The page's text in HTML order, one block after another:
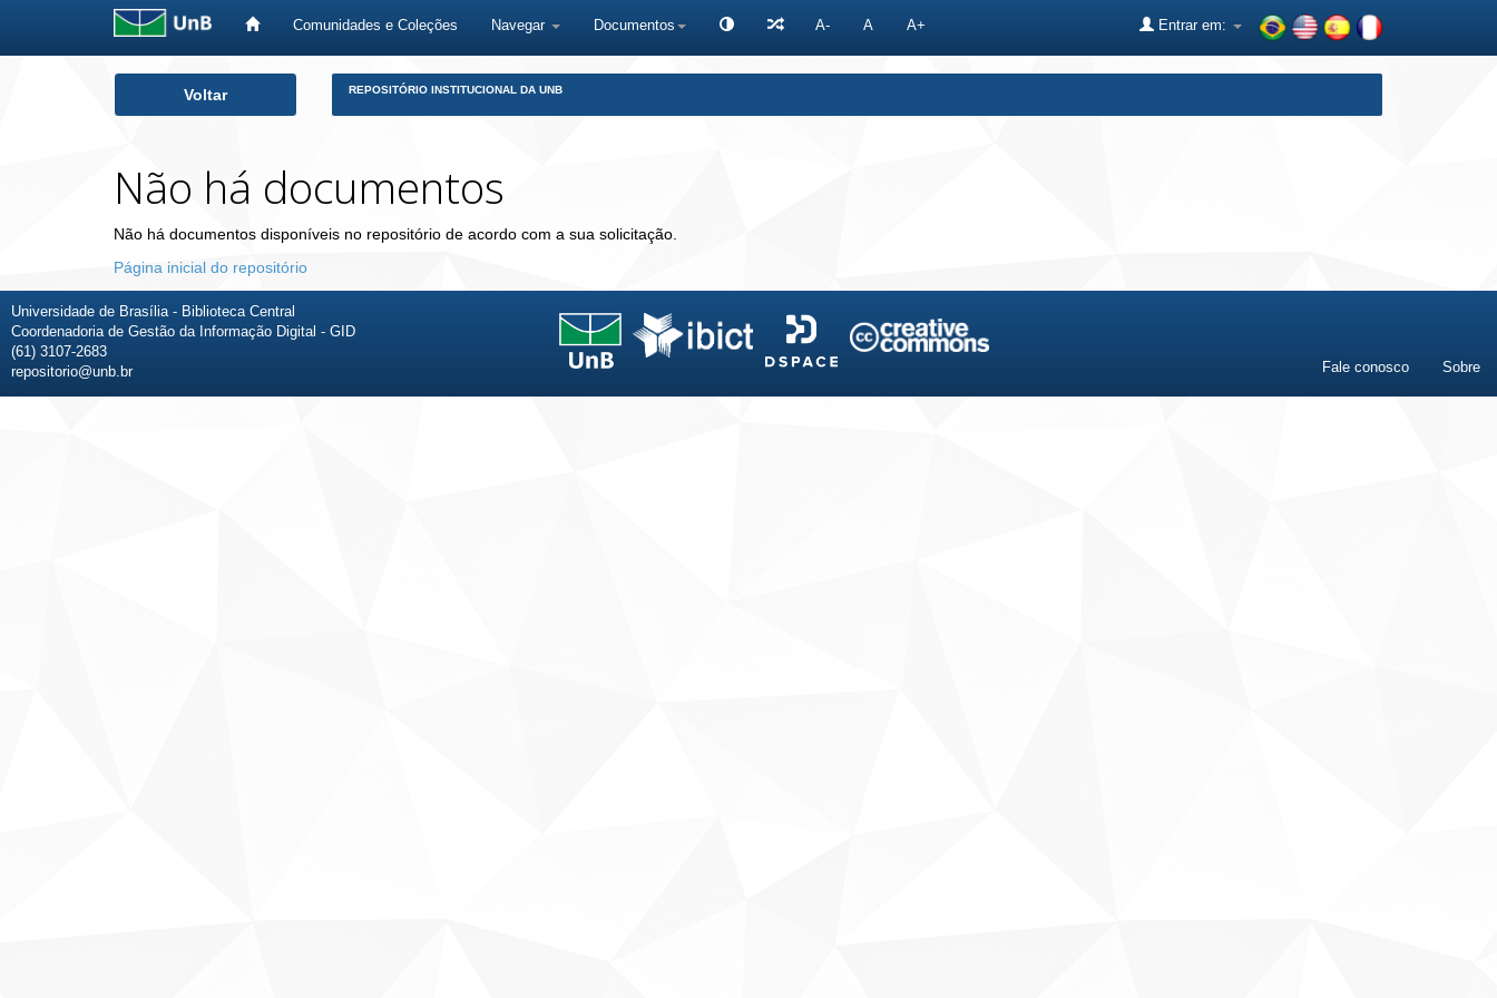
Comunidades e Coleções Navegar Documentos A- A A+ Entrar em:
Voltar REPOSITÓRIO INSTITUCIONAL DA UNB
Não há documentos
Não há documentos disponíveis no repositório de acordo com a sua solicitação.
Página inicial do repositório
Universidade de Brasília - Biblioteca Central
Coordenadoria de Gestão da Informação Digital - GID
(61) 3107-2683
repositorio@unb.br
Fale conosco Sobre